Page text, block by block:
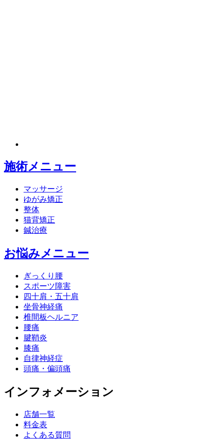
施術メニュー
マッサージ
ゆがみ矯正
整体
猫背矯正
鍼治療
お悩みメニュー
ぎっくり腰
スポーツ障害
四十肩・五十肩
坐骨神経痛
椎間板ヘルニア
腰痛
腱鞘炎
膝痛
自律神経症
頭痛・偏頭痛
インフォメーション
店舗一覧
料金表
よくある質問